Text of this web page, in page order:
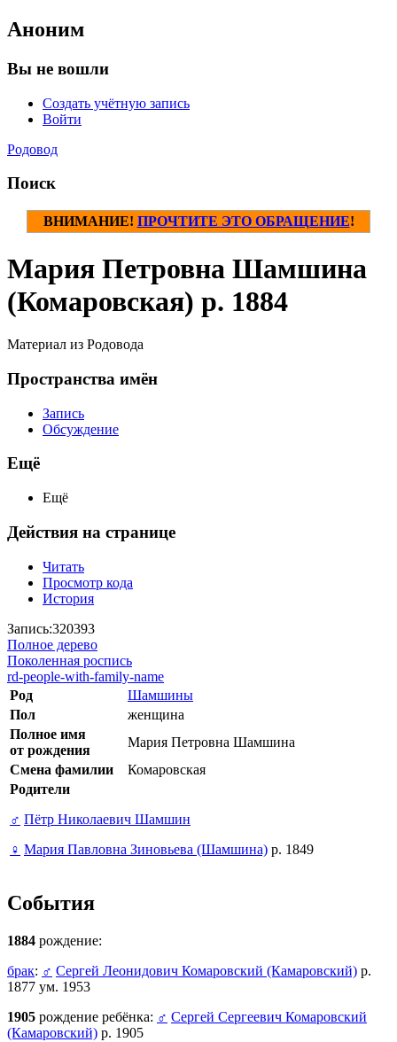
Аноним
Вы не вошли
Создать учётную запись
Войти
Родовод
Поиск
ВНИМАНИЕ! ПРОЧТИТЕ ЭТО ОБРАЩЕНИЕ!
Мария Петровна Шамшина
(Комаровская) р. 1884
Материал из Родовода
Пространства имён
Запись
Обсуждение
Ещё
Ещё
Действия на странице
Читать
Просмотр кода
История
Запись:320393
Полное дерево
Поколенная роспись
rd-people-with-family-name
Род
Шамшины
Пол
женщина
Полное имя
от рождения
Мария Петровна Шамшина
Смена фамилии
Комаровская
Родители
♂ Пётр Николаевич Шамшин
♀ Мария Павловна Зиновьева (Шамшина) р. 1849
События
1884 рождение:
брак: ♂ Сергей Леонидович Комаровский (Камаровский) р.
1877 ум. 1953
1905 рождение ребёнка: ♂ Сергей Сергеевич Комаровский
(Камаровский) р. 1905